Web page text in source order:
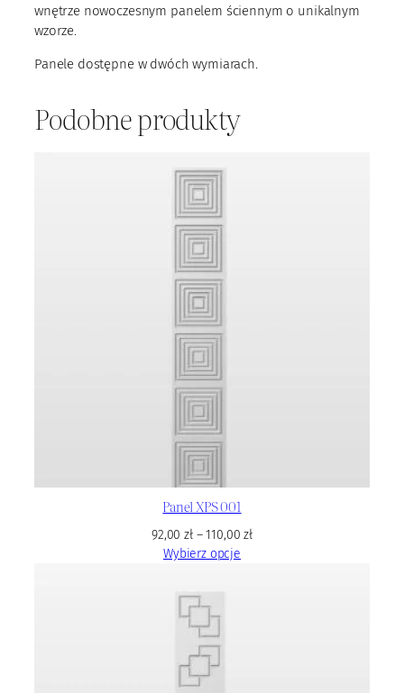
wnętrze nowoczesnym panelem ściennym o unikalnym
wzorze.
Panele dostępne w dwóch wymiarach.
Podobne produkty
Panel XPS 001
92,00zł– 110,00zł
Wybierz opcje